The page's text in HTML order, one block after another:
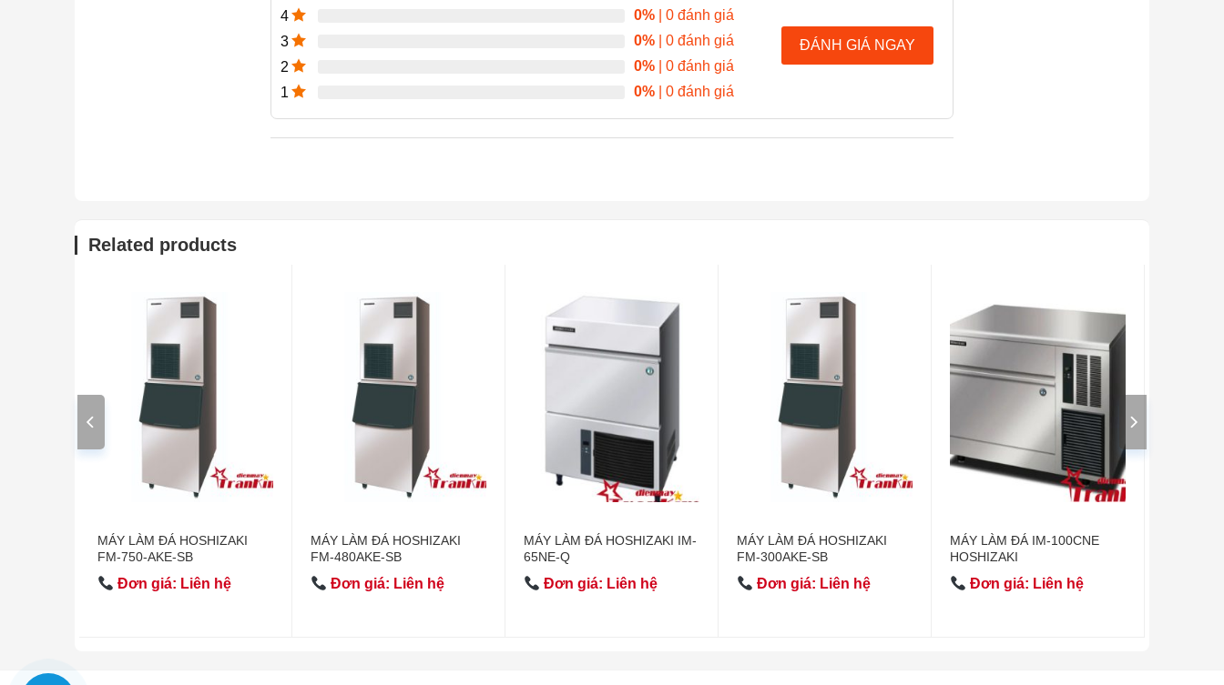
4
0% | 0 đánh giá
3
0% | 0 đánh giá
2
0% | 0 đánh giá
1
0% | 0 đánh giá
ĐÁNH GIÁ NGAY
Related products
MÁY LÀM ĐÁ HOSHIZAKI
FM-750-AKE-SB
Đơn giá: Liên hệ
MÁY LÀM ĐÁ HOSHIZAKI
FM-480AKE-SB
Đơn giá: Liên hệ
MÁY LÀM ĐÁ HOSHIZAKI IM-
65NE-Q
Đơn giá: Liên hệ
MÁY LÀM ĐÁ HOSHIZAKI
FM-300AKE-SB
Đơn giá: Liên hệ
MÁY LÀM ĐÁ IM-100CNE
HOSHIZAKI
Đơn giá: Liên hệ